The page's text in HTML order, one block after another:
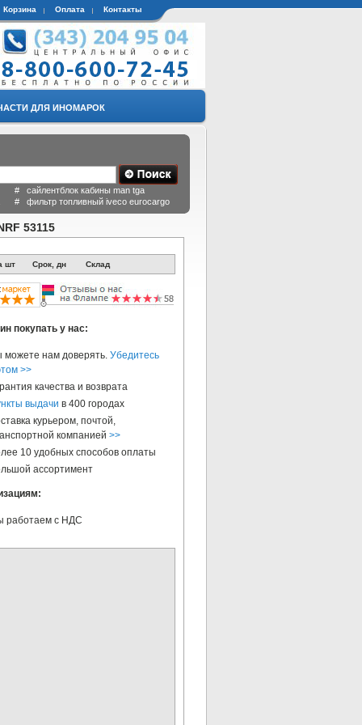
Корзина Оплата Контакты
ДЛЯ ИНОМАРОК
сайлентблок кабины man tga
# фильтр топливный iveco eurocargo
53115
шт Срок, дн Склад
покупать у нас:
можете нам доверять. Убедитесь
>>
качества и возврата
выдачи в 400 городах
курьером, почтой,
компанией >>
10 удобных способов оплаты
ассортимент
работаем с НДС